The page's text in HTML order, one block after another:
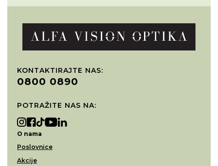
KONTAKTIRAJTE NAS:
0800 0890
POTRAŽITE NAS NA:
O nama
Poslovnice
Akcije